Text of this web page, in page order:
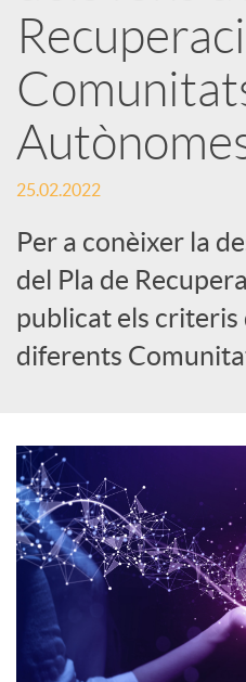
r
x
e
s
S
o
c
i
a
25.02.2022
Per a conèixer la
del Pla de
publicat els criteris
diferents